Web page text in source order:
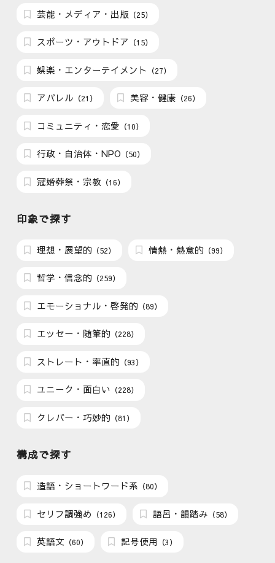
芸能・メディア・出版 （25）
スポーツ・アウトドア （15）
娯楽・エンターテイメント （27）
アパレル （21） 美容・健康 （26）
コミュニティ・恋愛 （10）
行政・自治体・NPO （50）
冠婚葬祭・宗教 （16）
印象で探す
理想・展望的 （52） 情熱・熱意的 （99）
哲学・信念的 （259）
エモーショナル・啓発的 （89）
エッセー・随筆的 （228）
ストレート・率直的 （93）
ユニーク・面白い （228）
クレバー・巧妙的 （81）
構成で探す
造語・ショートワード系 （80）
セリフ調強め （126） 語呂・韻踏み （58）
英語文 （60） 記号使用 （3）